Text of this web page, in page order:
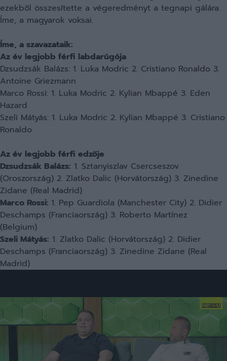
ezekből összesítette a végeredményt a tegnapi gálára.
Íme, a magyarok voksai.
Íme, a szavazataik:
Az év legjobb férfi labdarúgója
Dzsudzsák Balázs: 1. Luka Modric 2. Cristiano Ronaldo 3.
Antoine Griezmann
Marco Rossi: 1. Luka Modric 2. Kylian Mbappé 3. Eden
Hazard
Szeli Mátyás: 1. Luka Modric 2. Kylian Mbappé 3. Cristiano
Ronaldo
Az év legjobb férfi edzője
Dzsudzsák Balázs: 1. Sztanyiszlav Csercseszov
(Oroszország) 2. Zlatko Dalic (Horvátország) 3. Zinedine
Zidane (Real Madrid)
Marco Rossi: 1. Pep Guardiola (Manchester City) 2. Didier
Deschamps (Franciaország) 3. Roberto Martínez
(Belgium)
Szeli Mátyás: 1. Zlatko Dalic (Horvátország) 2. Didier
Deschamps (Franciaország) 3. Zinedine Zidane (Real
Madrid)